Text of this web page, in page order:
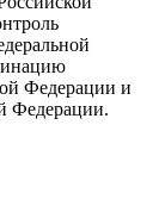
Федерации и
Федерации.